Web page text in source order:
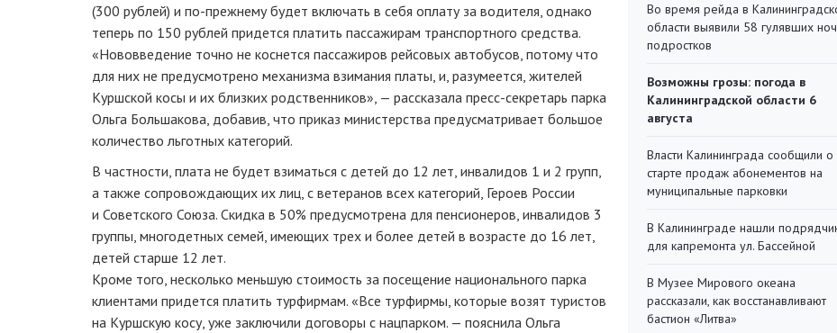
(300 рублей) и по-прежнемубудет включать в себя оплату за водителя, однако
теперь по 150 рублей придется платить пассажирам транспортного средства.
«Нововведение точно не коснется пассажиров рейсовых автобусов, потому что
для них не предусмотрено механизма взимания платы, и, разумеется, жителей
Куршской косы и их близких родственников», — рассказала пресс-секретарь парка
Ольга Большакова, добавив, что приказ министерства предусматривает большое
количество льготных категорий.
В частности, плата не будет взиматься с детей до 12 лет, инвалидов 1 и 2 групп,
а также сопровождающих их лиц, с ветеранов всех категорий, Героев России
и Советского Союза. Скидка в 50% предусмотрена для пенсионеров, инвалидов 3
группы, многодетных семей, имеющих трех и более детей в возрасте до 16 лет,
детей старше 12 лет.
Кроме того, несколько меньшую стоимость за посещение национального парка
клиентами придется платить турфирмам. «Все турфирмы, которые возят туристов
на Куршскую косу, уже заключили договоры с нацпарком. — пояснила Ольга
Во время рейда в
области выявили 58 гулявших
подростков
Возможны грозы: погода в
Калининградской области 6
августа
Власти Калининграда сообщили о
старте продаж абонементов на
муниципальные парковки
В Калининграде нашли
для капремонта ул. Бассейной
В Музее Мирового океана
рассказали, как восстанавливают
бастион «Литва»